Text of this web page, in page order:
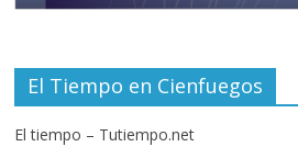
El Tiempo en Cienfuegos
El tiempo – Tutiempo.net